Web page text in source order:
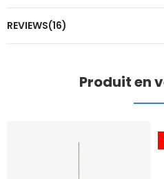
REVIEWS(16)
Produit en